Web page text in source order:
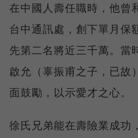
在中國人壽任職時，他曾
台中通訊處，創下單月保
先第二名將近三千萬。當
啟允（辜振甫之子，已故
面鼓勵，以示愛才之心。
徐氏兄弟能在壽險業成功